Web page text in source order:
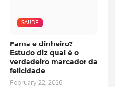
SAUDE
Fama e dinheiro?
Estudo diz qual é o
verdadeiro marcador da
felicidade
February 22, 2026